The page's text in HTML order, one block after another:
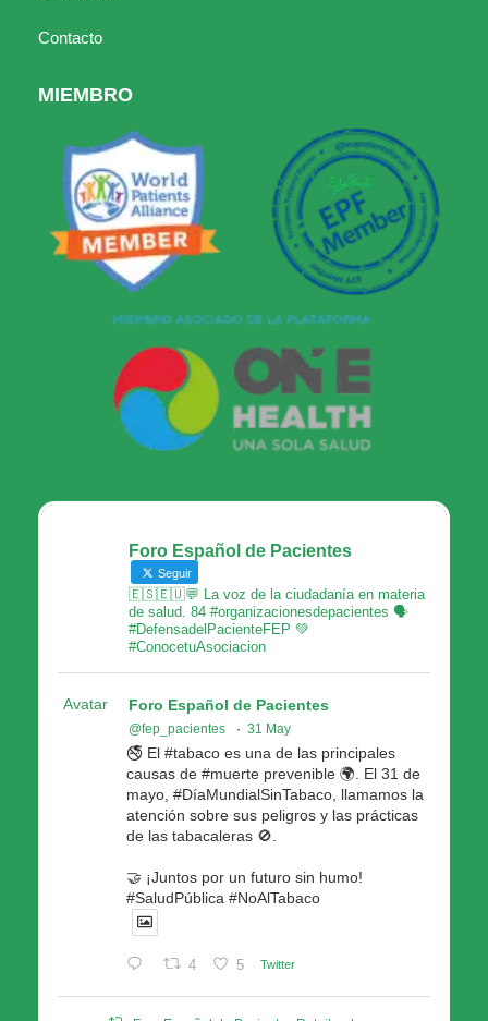
Contacto
MIEMBRO
Foro Español de Pacientes
Seguir
🇪🇸🇪🇺💬 La voz de la ciudadanía en materia
de salud. 84 #organizacionesdepacientes 🗣
#DefensadelPacienteFEP 💚
#ConocetuAsociacion
Avatar Foro Español de Pacientes
@fep_pacientes · 31 May
🚭 El #tabaco es una de las principales
causas de #muerte prevenible 🌍. El 31 de
mayo, #DíaMundialSinTabaco, llamamos la
atención sobre sus peligros y las prácticas
de las tabacaleras 🚫.
🤝 ¡Juntos por un futuro sin humo!
#SaludPública #NoAlTabaco
4 5 Twitter